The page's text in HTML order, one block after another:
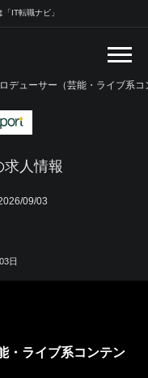
IT転職ナビ」
デューサー（芸能・ライブ系
求人情報
09/03
日
・ライブ系コンテン